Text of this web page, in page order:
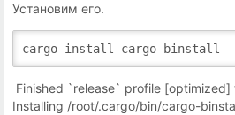
Установим его.
cargo install cargo- binstall
Finished `release` profile
Installing /root/.cargo/bin/cargo-